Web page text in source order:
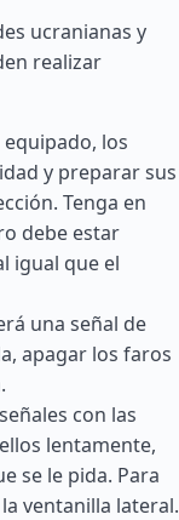
ucranianas y
realizar
los
y preparar sus
Tenga en
debe estar
igual que el
una señal de
apagar los faros
con las
lentamente,
se le pida. Para
ventanilla lateral.